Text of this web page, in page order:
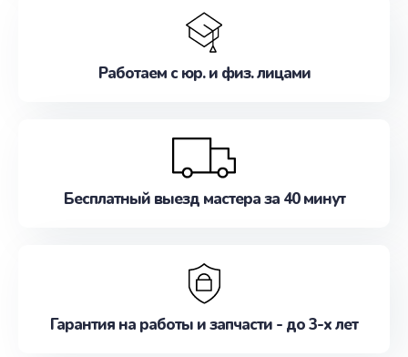
Работаем с юр. и физ. лицами
Бесплатный выезд мастера за 40 минут
Гарантия на работы и запчасти - до 3-х лет